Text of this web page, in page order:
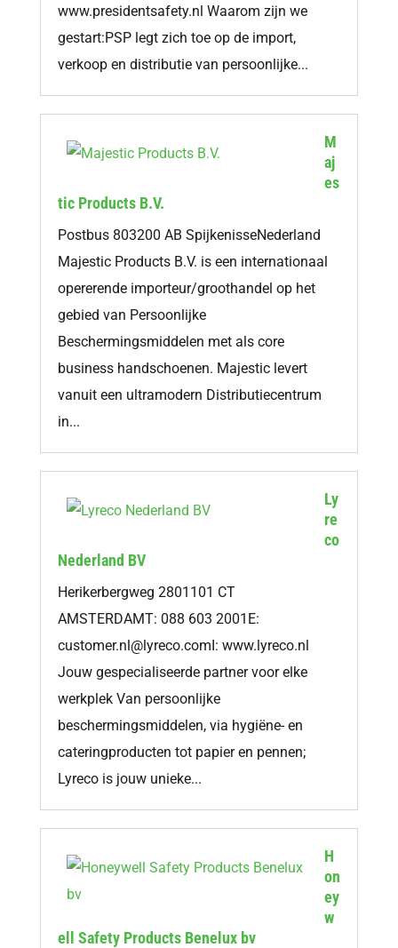
www.presidentsafety.nl Waarom zijn we
gestart:PSP legt zich toe op de import,
verkoop en distributie van persoonlijke...
M
aj
es
tic Products B.V.
Postbus 803200 AB SpijkenisseNederland
Majestic Products B.V. is een internationaal
opererende importeur/groothandel op het
gebied van Persoonlijke
Beschermingsmiddelen met als core
business handschoenen. Majestic levert
vanuit een ultramodern Distributiecentrum
in...
Ly
re
co
Nederland BV
Herikerbergweg 2801101 CT
AMSTERDAMT: 088 603 2001E:
customer.nl@lyreco.comI: www.lyreco.nl
Jouw gespecialiseerde partner voor elke
werkplek Van persoonlijke
beschermingsmiddelen, via hygiëne- en
cateringproducten tot papier en pennen;
Lyreco is jouw unieke...
H
on
ey
w
ell Safety Products Benelux bv